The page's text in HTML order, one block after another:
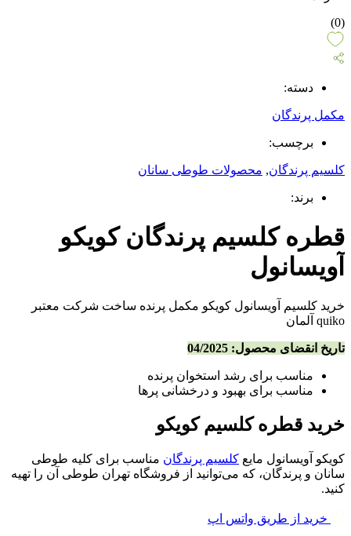
(0)
دسته:
مکمل پرندگان
برچسب:
کلسیم پرندگان, محصولات طوطی سانان
برند:
قطره کلسیم پرندگان کویکو
آویسانول
خرید کلسیم آویسانول کویکو مکمل پرنده ساخت شرکت معتبر
quiko آلمان
تاریخ انقضای محصول: 04/2025
مناسب برای رشد استخوان پرنده
مناسب برای بهبود و درخشانی پرها
خرید قطره کلسیم کویکو
کویکو آویسانول مایع کلسیم پرندگان مناسب برای کلیه طوطی
سانان و پرندگان، که می‌توانید از فروشگاه تهران طوطی آن را تهیه
کنید.
خرید از طریق واتس اپ